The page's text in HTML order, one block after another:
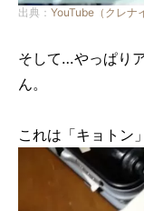
出典： YouTube（クレナ
そして…やっぱり
ん。
これは「キョトン